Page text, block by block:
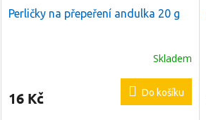
Perličky na přepeření andulka 20 g
Skladem
16 Kč Do košíku